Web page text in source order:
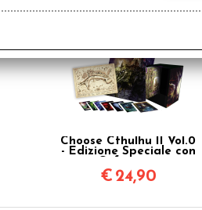
Choose Cthulhu II Vol.0
- Edizione Speciale con
€ 24,90